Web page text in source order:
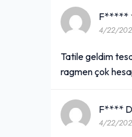
F*****
4/22/
Tatile geldim
ragmen çok
F****
4/22/